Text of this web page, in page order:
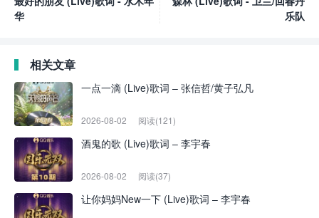
华
乐队
相关文章
一点一滴 (Live)歌词 – 张信哲/黄子弘凡
2026-08-02 阅读(121)
酒鬼的歌 (Live)歌词 – 李宇春
2026-08-02 阅读(37)
让你妈妈New一下 (Live)歌词 – 李宇春